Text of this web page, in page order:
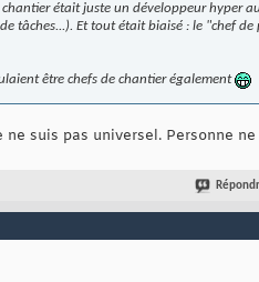
était juste un développeur hyper
tâches...). Et tout était biaisé : le "chef
être chefs de chantier également
suis pas universel. Personne